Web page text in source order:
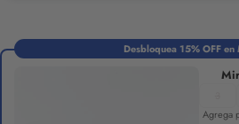
Desbloquea 15% OFF
Agrega